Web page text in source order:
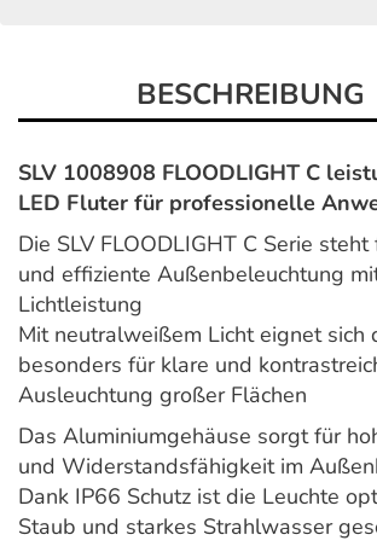
BESCHREIBUNG
SLV 1008908 FLOODLIGHT C
LED Fluter für professionelle
Die SLV FLOODLIGHT C Serie
und effiziente Außenbeleuchtung
Lichtleistung
Mit neutralweißem Licht eignet sich
besonders für klare und
Ausleuchtung großer Flächen
Das Aluminiumgehäuse sorgt für
und Widerstandsfähigkeit im
Dank IP66 Schutz ist die Leuchte
Staub und starkes Strahlwasser